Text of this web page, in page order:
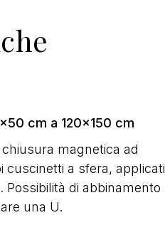
cm a 120x150 cm
magnetica ad
cuscinetti a sfera, applicati
di abbinamento
una U.